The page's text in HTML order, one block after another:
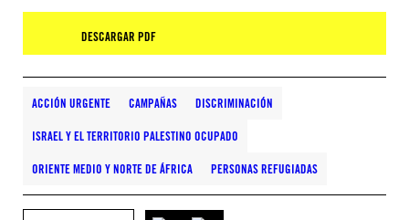
DESCARGAR PDF
ACCIÓN URGENTE CAMPAÑAS DISCRIMINACIÓN
ISRAEL Y EL TERRITORIO PALESTINO OCUPADO
ORIENTE MEDIO Y NORTE DE ÁFRICA PERSONAS REFUGIADAS